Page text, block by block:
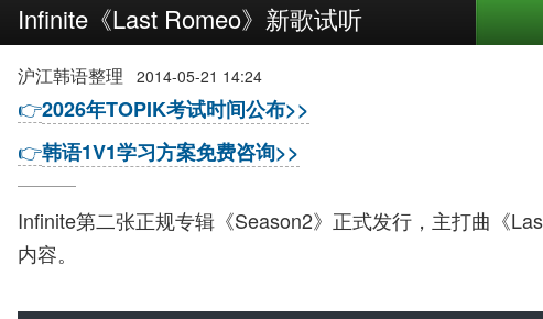
Infinite《Last Romeo》新歌试听
沪江韩语整理 2014-05-21 14:24
👉2026年TOPIK考试时间公布>>
👉韩语1V1学习方案免费咨询>>
Infinite第二张正规专辑《Season2》正式发行，主打曲《
内容。